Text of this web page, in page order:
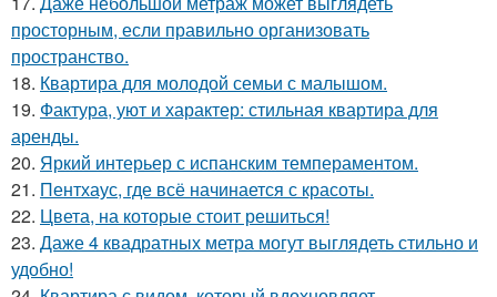
просторным, если правильно организовать
пространство.
18. Квартира для молодой семьи с малышом.
19. Фактура, уют и характер: стильная квартира для
аренды.
20. Яркий интерьер с испанским темпераментом.
21. Пентхаус, где всё начинается с красоты.
22. Цвета, на которые стоит решиться!
23. Даже 4 квадратных метра могут выглядеть стильно и
удобно!